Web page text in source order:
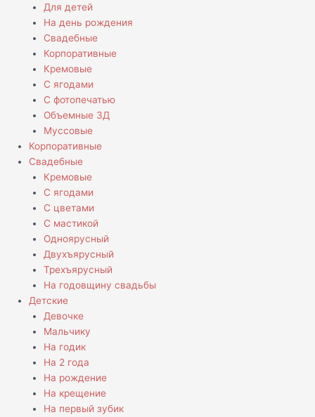
Для детей
На день рождения
Свадебные
Корпоративные
Кремовые
С ягодами
С фотопечатью
Объемные 3Д
Муссовые
Корпоративные
Свадебные
Кремовые
С ягодами
С цветами
С мастикой
Одноярусный
Двухъярусный
Трехъярусный
На годовщину свадьбы
Детские
Девочке
Мальчику
На годик
На 2 года
На рождение
На крещение
На первый зубик